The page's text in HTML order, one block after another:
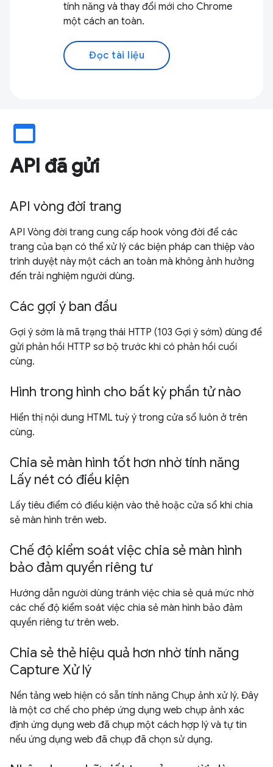
tính năng và thay đổi mới cho Chrome
một cách an toàn.
Đọc tài liệu
web_asset
API đã gửi
API vòng đời trang
API Vòng đời trang cung cấp hook vòng đời để các
trang của bạn có thể xử lý các biện pháp can thiệp vào
trình duyệt này một cách an toàn mà không ảnh hưởng
đến trải nghiệm người dùng.
Các gợi ý ban đầu
Gợi ý sớm là mã trạng thái HTTP (103 Gợi ý sớm) dùng để
gửi phản hồi HTTP sơ bộ trước khi có phản hồi cuối
cùng.
Hình trong hình cho bất kỳ phần tử nào
Hiển thị nội dung HTML tuỳ ý trong cửa sổ luôn ở trên
cùng.
Chia sẻ màn hình tốt hơn nhờ tính năng
Lấy nét có điều kiện
Lấy tiêu điểm có điều kiện vào thẻ hoặc cửa sổ khi chia
sẻ màn hình trên web.
Chế độ kiểm soát việc chia sẻ màn hình
bảo đảm quyền riêng tư
Hướng dẫn người dùng tránh việc chia sẻ quá mức nhờ
các chế độ kiểm soát việc chia sẻ màn hình bảo đảm
quyền riêng tư trên web.
Chia sẻ thẻ hiệu quả hơn nhờ tính năng
Capture Xử lý
Nền tảng web hiện có sẵn tính năng Chụp ảnh xử lý. Đây
là một cơ chế cho phép ứng dụng web chụp ảnh xác
định ứng dụng web đã chụp một cách hợp lý và tự tin
nếu ứng dụng web đã chụp đã chọn sử dụng.